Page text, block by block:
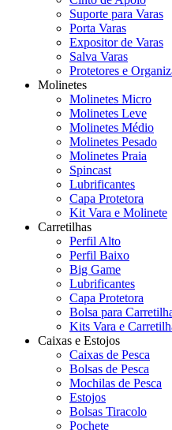
Suporte para Varas
Porta Varas
Expositor de Varas
Salva Varas
Protetores e
Molinetes
Molinetes Micro
Molinetes Leve
Molinetes Médio
Molinetes Pesado
Molinetes Praia
Spincast
Lubrificantes
Capa Protetora
Kit Vara e Molinete
Carretilhas
Perfil Alto
Perfil Baixo
Big Game
Lubrificantes
Capa Protetora
Bolsa para
Kits Vara e
Caixas e Estojos
Caixas de Pesca
Bolsas de Pesca
Mochilas de Pesca
Estojos
Bolsas Tiracolo
Pochete